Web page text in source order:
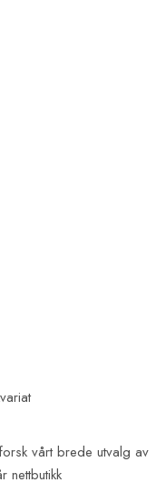
vårt brede utvalg av
nettbutikk